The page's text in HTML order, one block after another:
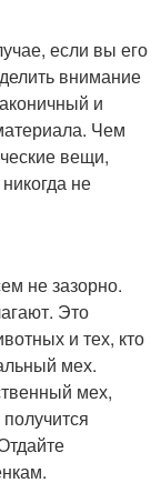
если вы его
внимание
и
Чем
вещи,
не
не зазорно.
Это
и тех, кто
мех.
мех,